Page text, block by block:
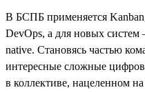
В БСПБ применяется
DevOps, а для новых
native. Становясь частью
интересные сложные
в коллективе, нацеленном